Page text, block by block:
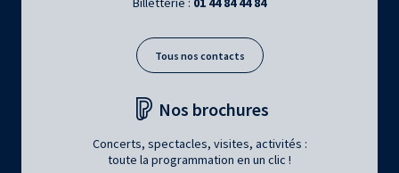
Tous nos contacts
Nos brochures
Concerts, spectacles, visites, activités :
toute la programmation en un clic !